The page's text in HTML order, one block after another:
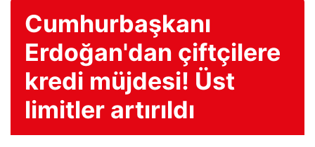
Cumhurbaşkanı
Erdoğan'dan çiftçilere
kredi müjdesi! Üst
limitler artırıldı